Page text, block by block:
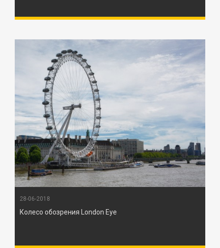
28-06-2018
Колесо обозрения London Eye